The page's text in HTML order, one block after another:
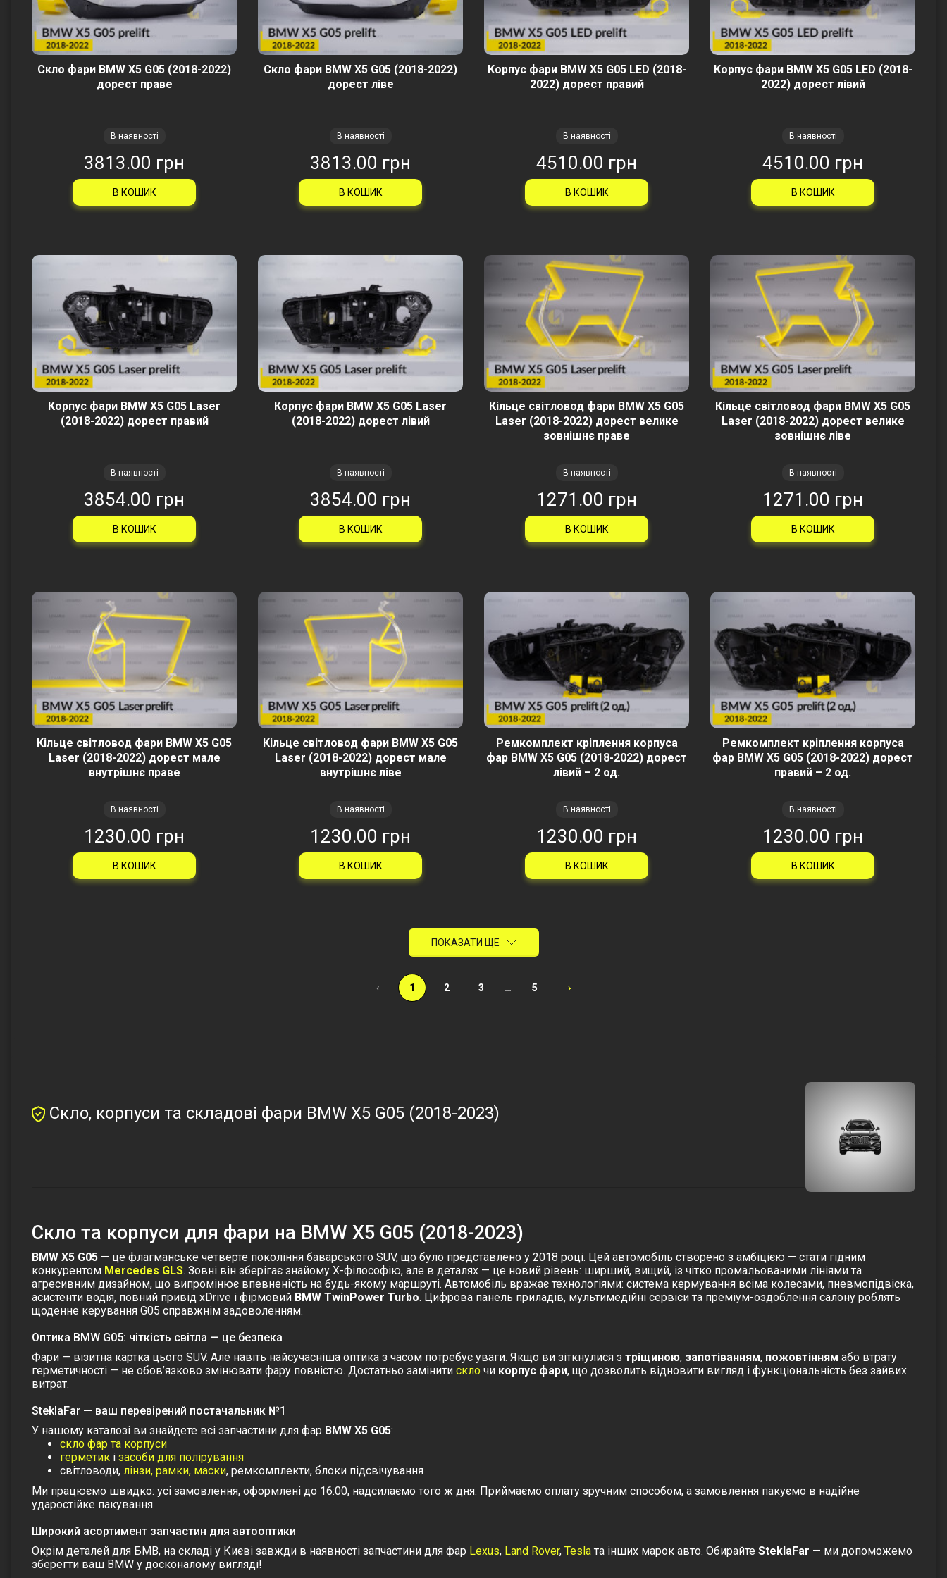
Скло фари BMW X5 G05 (2018-2022)
дорест праве
В наявності
3813.00 грн
В КОШИК
Скло фари BMW X5 G05 (2018-2022)
дорест ліве
В наявності
3813.00 грн
В КОШИК
Корпус фари BMW X5 G05 LED (2018-
2022) дорест правий
В наявності
4510.00 грн
В КОШИК
Корпус фари BMW X5 G05 LED (2018-
2022) дорест лівий
В наявності
4510.00 грн
В КОШИК
Корпус фари BMW X5 G05 Laser
(2018-2022) дорест правий
В наявності
3854.00 грн
В КОШИК
Корпус фари BMW X5 G05 Laser
(2018-2022) дорест лівий
В наявності
3854.00 грн
В КОШИК
Кільце світловод фари BMW X5 G05
Laser (2018-2022) дорест велике
зовнішнє праве
В наявності
1271.00 грн
В КОШИК
Кільце світловод фари BMW X5 G05
Laser (2018-2022) дорест велике
зовнішнє ліве
В наявності
1271.00 грн
В КОШИК
Кільце світловод фари BMW X5 G05
Laser (2018-2022) дорест мале
внутрішнє праве
В наявності
1230.00 грн
В КОШИК
Кільце світловод фари BMW X5 G05
Laser (2018-2022) дорест мале
внутрішнє ліве
В наявності
1230.00 грн
В КОШИК
Ремкомплект кріплення корпуса
фар BMW X5 G05 (2018-2022) дорест
лівий – 2 од.
В наявності
1230.00 грн
В КОШИК
Ремкомплект кріплення корпуса
фар BMW X5 G05 (2018-2022) дорест
правий – 2 од.
В наявності
1230.00 грн
В КОШИК
ПОКАЗАТИ ЩЕ
‹ 1 2 3 … 5 ›
Скло, корпуси та складові фари BMW X5 G05 (2018-2023)
Cкло та корпуси для фари на BMW X5 G05 (2018-2023)
BMW X5 G05 — це флагманське четверте покоління баварського SUV, що було представлено у 2018 році. Цей автомобіль створено з амбіцією — стати гідним
конкурентом Mercedes GLS. Зовні він зберігає знайому Х-філософію, але в деталях — це новий рівень: ширший, вищий, із чітко промальованими лініями та
агресивним дизайном, що випромінює впевненість на будь-якому маршруті. Автомобіль вражає технологіями: система кермування всіма колесами, пневмопідвіска,
асистенти водія, повний привід xDrive і фірмовий BMW TwinPower Turbo. Цифрова панель приладів, мультимедійні сервіси та преміум-оздоблення салону роблять
щоденне керування G05 справжнім задоволенням.
Оптика BMW G05: чіткість світла — це безпека
Фари — візитна картка цього SUV. Але навіть найсучасніша оптика з часом потребує уваги. Якщо ви зіткнулися з тріщиною, запотіванням, пожовтінням або втрату
герметичності — не обов’язково змінювати фару повністю. Достатньо замінити скло чи корпус фари, що дозволить відновити вигляд і функціональність без зайвих
витрат.
SteklaFar — ваш перевірений постачальник №1
У нашому каталозі ви знайдете всі запчастини для фар BMW X5 G05:
скло фар та корпуси
герметик і засоби для полірування
світловоди, лінзи, рамки, маски, ремкомплекти, блоки підсвічування
Ми працюємо швидко: усі замовлення, оформлені до 16:00, надсилаємо того ж дня. Приймаємо оплату зручним способом, а замовлення пакуємо в надійне
ударостійке пакування.
Широкий асортимент запчастин для автооптики
Окрім деталей для БМВ, на складі у Києві завжди в наявності запчастини для фар Lexus, Land Rover, Tesla та інших марок авто. Обирайте SteklaFar — ми допоможемо
зберегти ваш BMW у досконалому вигляді!